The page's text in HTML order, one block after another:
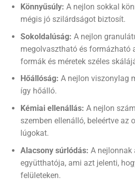
Könnyűsúly: A nejlon sokkal
mégis jó szilárdságot biztosít.
Sokoldalúság: A nejlon
megolvasztható és formázható
formák és méretek széles
Hőállóság: A nejlon viszonylag
így hőálló.
Kémiai ellenállás: A nejlon
szemben ellenálló, beleértve az
lúgokat.
Alacsony súrlódás: A nejlonnak
együtthatója, ami azt jelenti,
felületeken.